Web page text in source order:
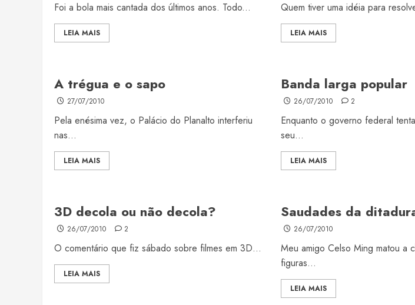
Foi a bola mais cantada dos últimos anos. Todo...
LEIA MAIS
Quem tiver uma idéia para
LEIA MAIS
A trégua e o sapo
27/07/2010
Pela enésima vez, o Palácio do Planalto interferiu
nas...
LEIA MAIS
Banda larga popular
26/07/2010 2
Enquanto o governo federal
seu...
LEIA MAIS
3D decola ou não decola?
26/07/2010 2
O comentário que fiz sábado sobre filmes em 3D...
LEIA MAIS
Saudades da
26/07/2010
Meu amigo Celso Ming matou a
figuras...
LEIA MAIS